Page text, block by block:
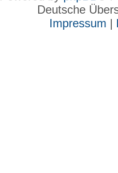
Deutsche
Impressum |